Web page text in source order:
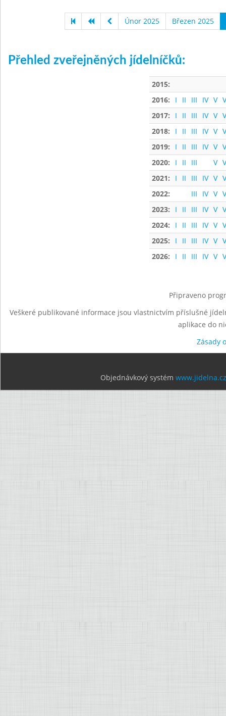
Únor 2025 Březen 2025
Přehled zveřejněných jídelníčků:
2015:
2016:
I II III IV V
2017:
I II III IV V
2018:
I II III IV V
2019:
I II III IV V
2020:
I II III V
2021:
I II III IV V
2022:
III IV V
2023:
I II III IV V
2024:
I II III IV V
2025:
I II III IV V
2026:
I II III IV V
Připraveno
Veškeré publikované informace jsou vlastnictvím příslušné
aplikace do
Zásady
Objednávkový systém www.jidelna.cz